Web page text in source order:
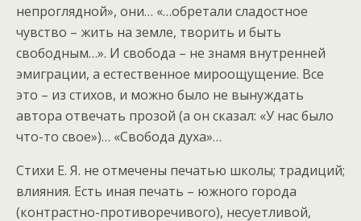
непроглядной», они… «…обретали сладостное
чувство – жить на земле, творить и быть
свободным…». И свобода – не знамя внутренней
эмиграции, а естественное мироощущение. Все
это – из стихов, и можно было не вынуждать
автора отвечать прозой (а он сказал: «У нас было
что-то свое»)… «Свобода духа»…
Стихи Е. Я. не отмечены печатью школы; традиций;
влияния. Есть иная печать – южного города
(контрастно-противоречивого), несуетливой,